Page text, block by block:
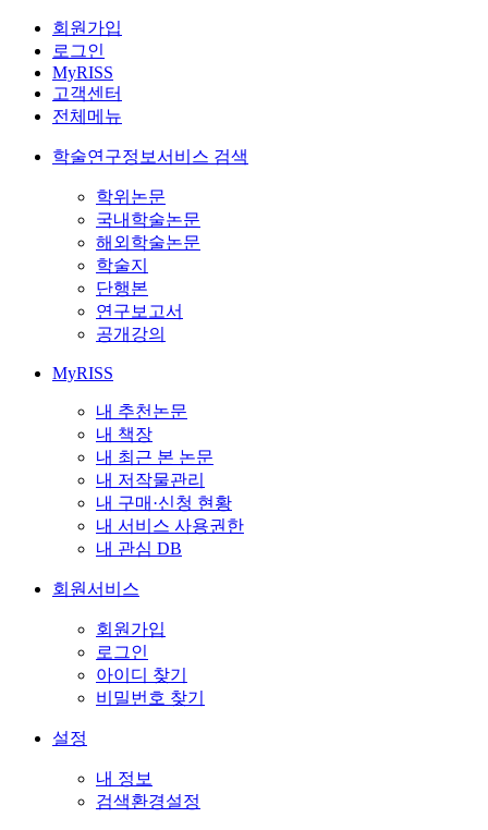
회원가입
로그인
MyRISS
고객센터
전체메뉴
학술연구정보서비스 검색
학위논문
국내학술논문
해외학술논문
학술지
단행본
연구보고서
공개강의
MyRISS
내 추천논문
내 책장
내 최근 본 논문
내 저작물관리
내 구매·신청 현황
내 서비스 사용권한
내 관심 DB
회원서비스
회원가입
로그인
아이디 찾기
비밀번호 찾기
설정
내 정보
검색환경설정